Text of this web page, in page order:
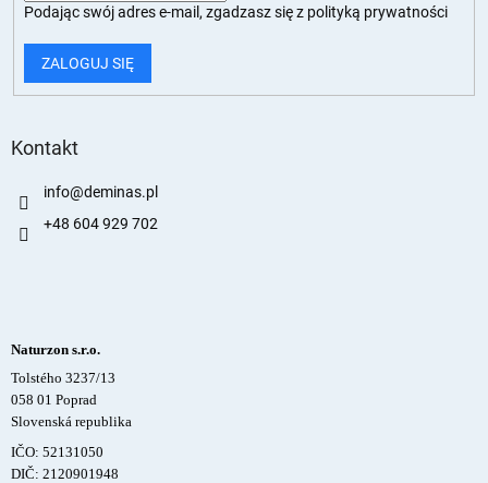
Podając swój adres e-mail, zgadzasz się z polityką prywatności
ZALOGUJ SIĘ
Kontakt
info@deminas.pl
+48 604 929 702
Naturzon s.r.o.
Tolstého 3237/13
058 01 Poprad
Slovenská republika
IČO: 52131050
DIČ: 2120901948